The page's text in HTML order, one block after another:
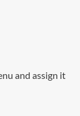
and assign it